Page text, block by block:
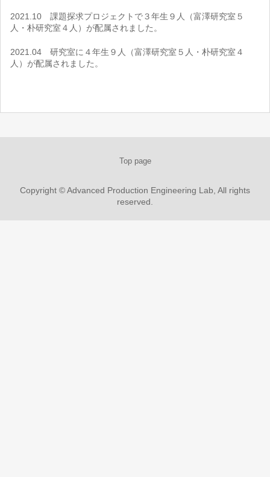
2021.10 課題探求プロジェクトで３年生９人（富澤研究室５
人・朴研究室４人）が配属されました。
2021.04 研究室に４年生９人（富澤研究室５人・朴研究室４
人）が配属されました。
Top page
Copyright © Advanced Production Engineering Lab, All rights
reserved.